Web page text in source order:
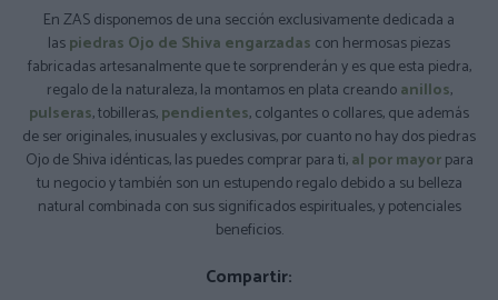
En ZAS disponemos de una sección exclusivamente dedicada a
laspiedras Ojo de Shiva engarzadas con hermosas piezas
fabricadas artesanalmente que te sorprenderán y es que esta piedra,
regalo de la naturaleza, la montamos en plata creandoanillos,
pulseras, tobilleras,pendientes, colgantes o collares, que además
de ser originales, inusuales y exclusivas, por cuanto no hay dos piedras
Ojo de Shiva idénticas, las puedes comprar para ti,al por mayorpara
tu negocio y también son un estupendo regalo debido a su belleza
natural combinada con sus significados espirituales, y potenciales
beneficios.
Compartir: